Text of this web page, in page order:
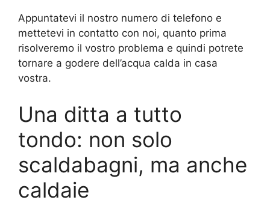
Appuntatevi il nostro numero di telefono e
mettetevi in contatto con noi, quanto prima
risolveremo il vostro problema e quindi potrete
tornare a godere dell’acqua calda in casa
vostra.
Una ditta a tutto
tondo: non solo
scaldabagni, ma anche
caldaie